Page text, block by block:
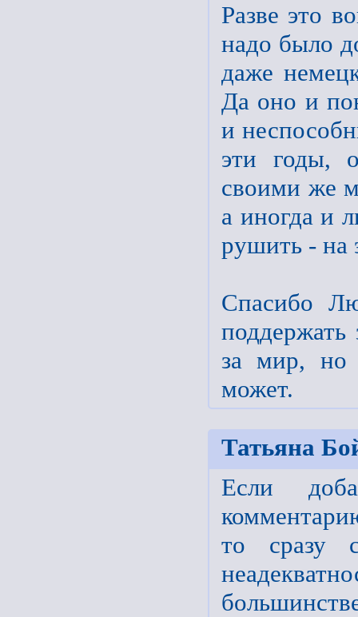
Разве это
надо было
даже
Да оно и
и
эти годы,
своими же
а иногда и
рушить - на
Спасибо
за мир, но
может.
Татьяна
Если
то сразу